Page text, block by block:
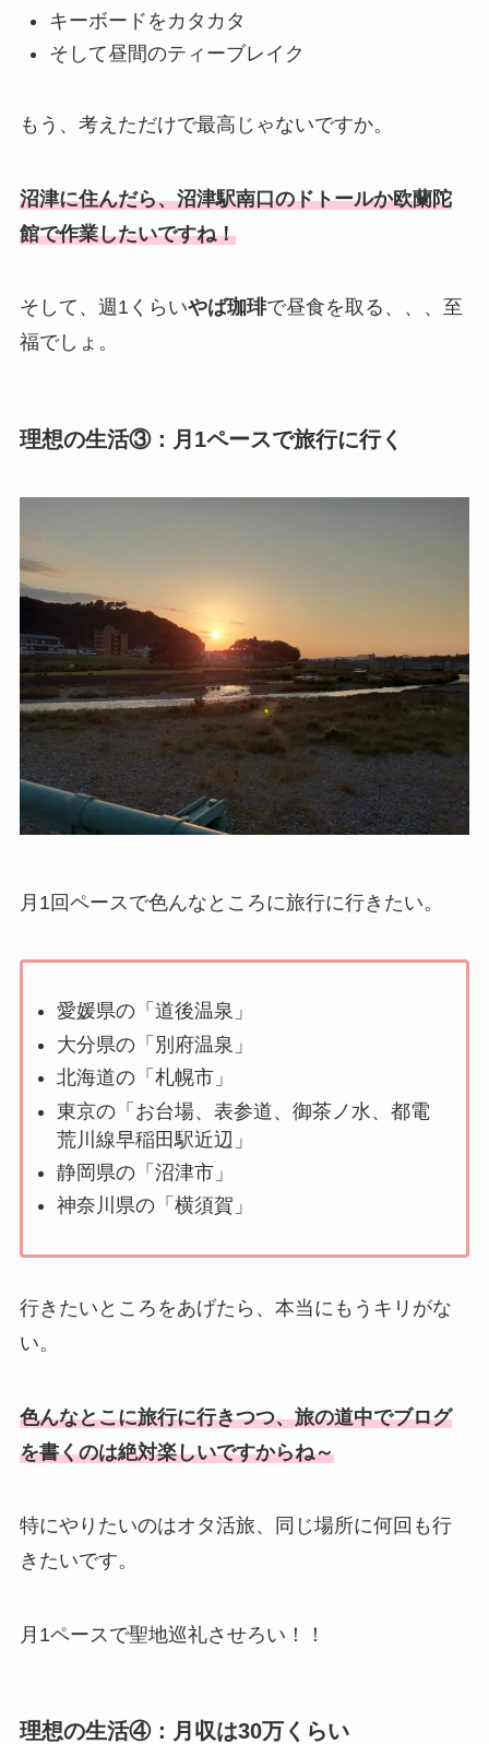
キーボードをカタカタ
そして昼間のティーブレイク
もう、考えただけで最高じゃないですか。
沼津に住んだら、沼津駅南口のドトールか欧蘭陀
館で作業したいですね！
そして、週1くらいやば珈琲で昼食を取る、、、至
福でしょ。
理想の生活③：月1ペースで旅行に行く
月1回ペースで色んなところに旅行に行きたい。
愛媛県の「道後温泉」
大分県の「別府温泉」
北海道の「札幌市」
東京の「お台場、表参道、御茶ノ水、都電
荒川線早稲田駅近辺」
静岡県の「沼津市」
神奈川県の「横須賀」
行きたいところをあげたら、本当にもうキリがな
い。
色んなとこに旅行に行きつつ、旅の道中でブログ
を書くのは絶対楽しいですからね～
特にやりたいのはオタ活旅、同じ場所に何回も行
きたいです。
月1ペースで聖地巡礼させろい！！
理想の生活④：月収は30万くらい